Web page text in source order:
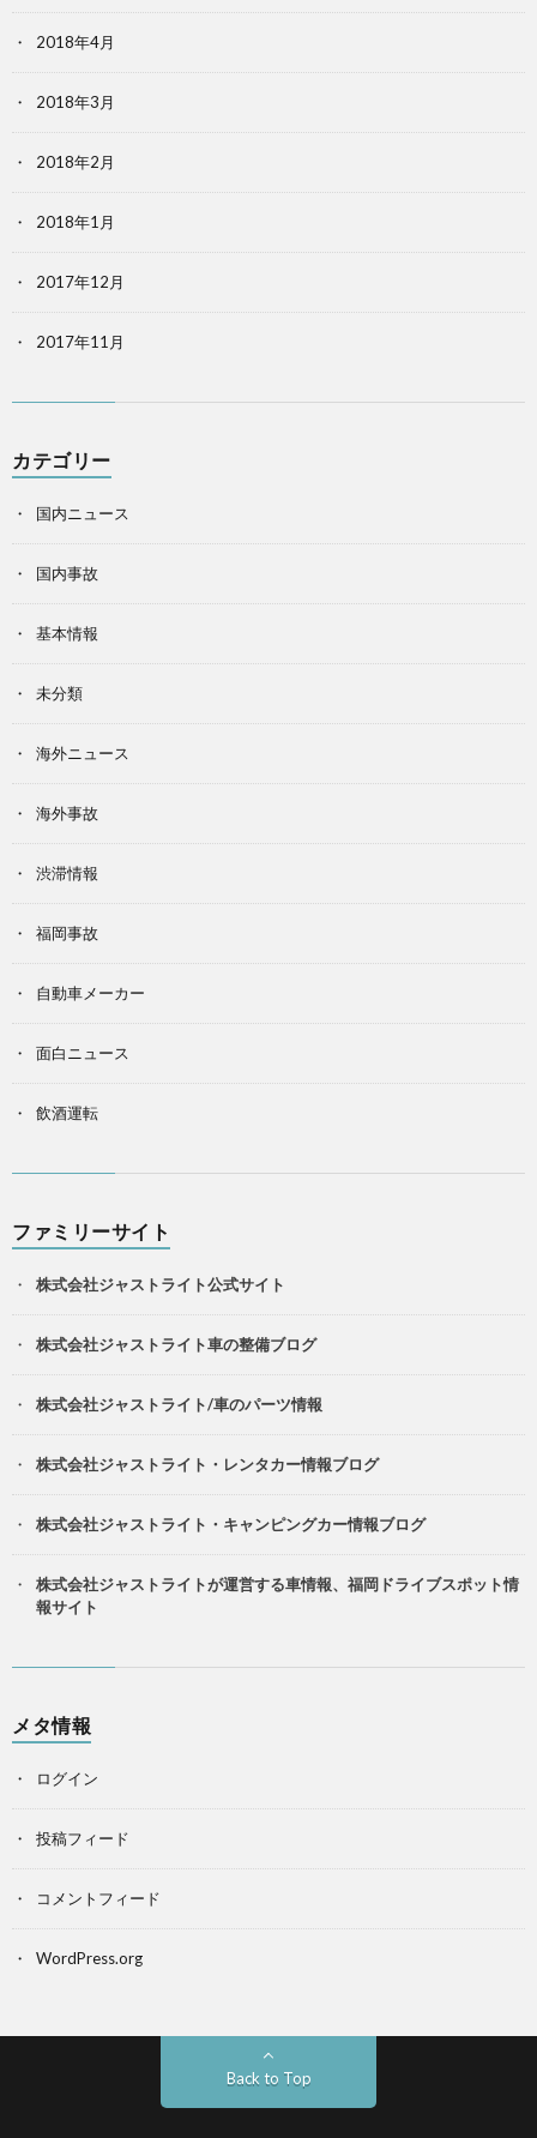
2018年4月
2018年3月
2018年2月
2018年1月
2017年12月
2017年11月
カテゴリー
国内ニュース
国内事故
基本情報
未分類
海外ニュース
海外事故
渋滞情報
福岡事故
自動車メーカー
面白ニュース
飲酒運転
ファミリーサイト
株式会社ジャストライト公式サイト
株式会社ジャストライト車の整備ブログ
株式会社ジャストライト/車のパーツ情報
株式会社ジャストライト・レンタカー情報ブログ
株式会社ジャストライト・キャンピングカー情報ブログ
株式会社ジャストライトが運営する車情報、福岡ドライブスポット情
報サイト
メタ情報
ログイン
投稿フィード
コメントフィード
WordPress.org
Back to Top